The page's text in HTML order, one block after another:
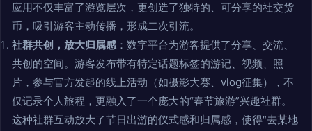
应用不仅丰富了游览层次，更创造了独特的、可分享的社交货
币，吸引游客主动传播，形成二次引流。
社群共创，放大归属感 ：数字平台为游客提供了分享、交流、
共创的空间。游客发布带有特定话题标签的游记、视频、照
片，参与官方发起的线上活动（如摄影大赛、vlog征集），不
仅记录个人旅程，更融入了一个庞大的“春节旅游”兴趣社群。
这种社群互动放大了节日出游的仪式感和归属感，使得“去某地